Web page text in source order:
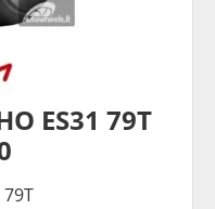
ES31 79T